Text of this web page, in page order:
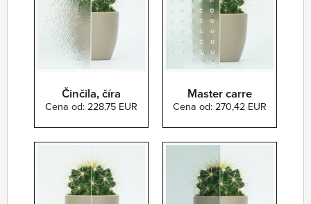
Činčila, číra
Cena od: 228,75 EUR
Master carre
Cena od: 270,42 EUR